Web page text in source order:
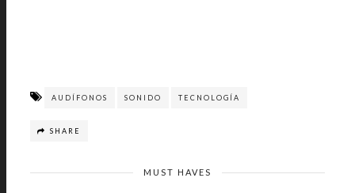
AUDÍFONOS SONIDO TECNOLOGÍA
SHARE
MUST HAVES